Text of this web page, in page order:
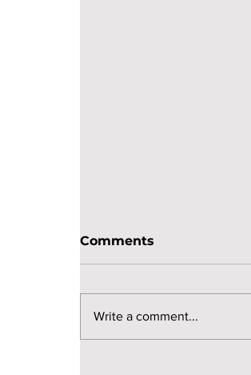
Guía de materiales
Comments
Write a comment...